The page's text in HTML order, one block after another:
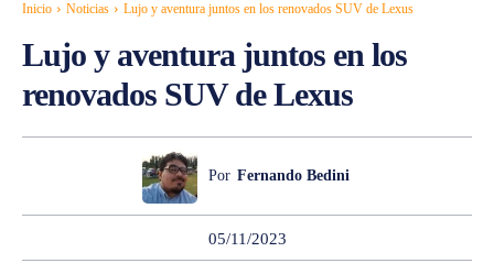
Inicio Noticias Lujo y aventura juntos en los renovados SUV de Lexus
Lujo y aventura juntos en los
renovados SUV de Lexus
Por Fernando Bedini
05/11/2023